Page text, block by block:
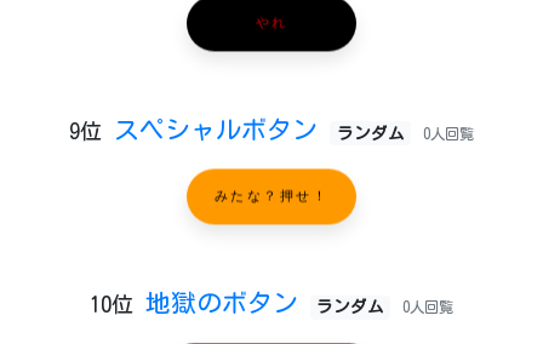
やれ
9位 スペシャルボタン ランダム 0人回覧
みたな？押せ！
10位 地獄のボタン ランダム 0人回覧